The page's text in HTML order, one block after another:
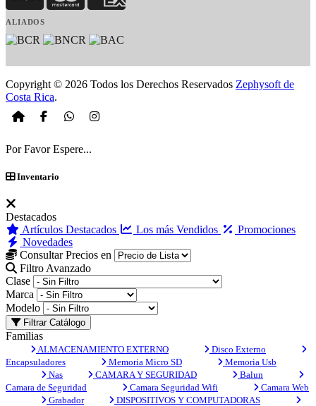
ALIADOS
Copyright © 2026 Todos los Derechos Reservados Zephysoft de
Costa Rica.
Por Favor Espere...
Inventario
Destacados
Artículos Destacados
Los más Vendidos
Promociones
Novedades
Consultar Precios en
Filtro Avanzado
Clase
Marca
Modelo
Filtrar Catálogo
Familias
ALMACENAMIENTO EXTERNO
Disco Externo
Encapsuladores
Memoria Micro SD
Memoria Usb
Nas
CAMARA Y SEGURIDAD
Balun
Camara de Seguridad
Camara Seguridad Wifi
Camara Web
Grabador
DISPOSITIVOS Y COMPUTADORAS